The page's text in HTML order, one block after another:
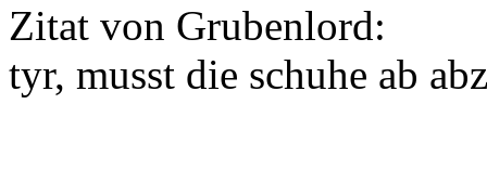
Zitat von Grubenlord:
tyr, musst die schuhe ab